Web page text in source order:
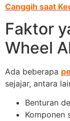
Canggih saat
Faktor
Wheel
Ada beberapa
sejajar, antara
Benturan
Komponen